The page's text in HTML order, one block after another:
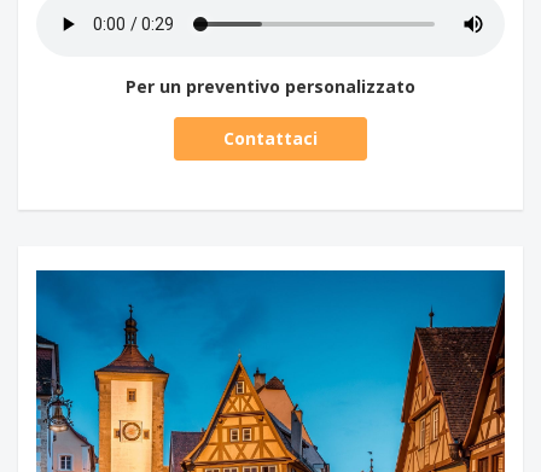
Per un preventivo personalizzato
Contattaci